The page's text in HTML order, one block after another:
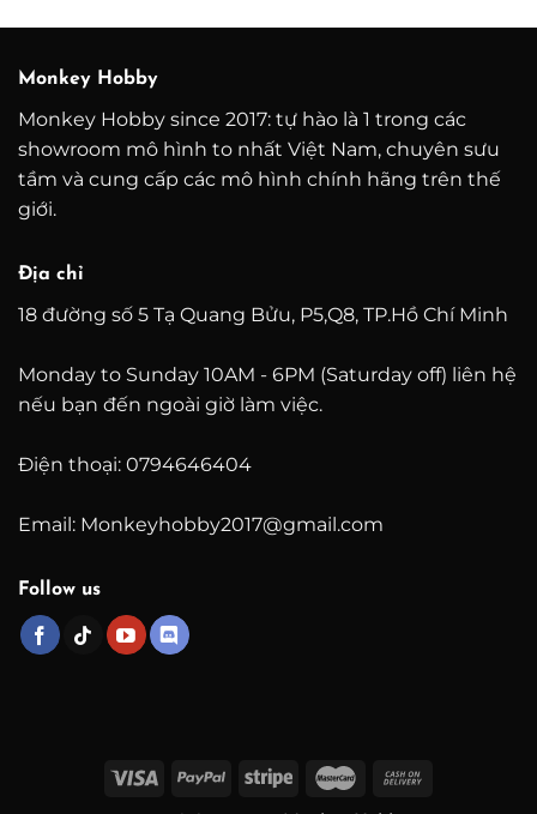
Monkey Hobby
Monkey Hobby since 2017: tự hào là 1 trong các
showroom mô hình to nhất Việt Nam, chuyên sưu
tầm và cung cấp các mô hình chính hãng trên thế
giới.
Địa chỉ
18 đường số 5 Tạ Quang Bửu, P5,Q8, TP.Hồ Chí Minh
Monday to Sunday 10AM - 6PM (Saturday off) liên hệ
nếu bạn đến ngoài giờ làm việc.
Điện thoại: 0794646404
Email: Monkeyhobby2017@gmail.com
Follow us